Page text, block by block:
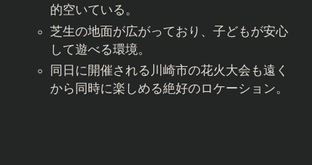
的空いている。
芝生の地面が広がっており、子どもが安心
して遊べる環境。
同日に開催される川崎市の花火大会も遠く
から同時に楽しめる絶好のロケーション。